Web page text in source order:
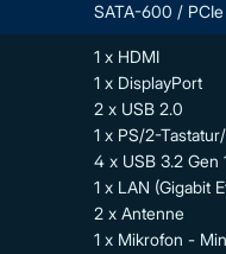
SATA-600 /
1 x HDMI
1 x DisplayPort
2 x USB 2.0
1 x PS/2-
4 x USB 3.2 Gen
1 x LAN (Gigabit
2 x Antenne
1 x Mikrofon -